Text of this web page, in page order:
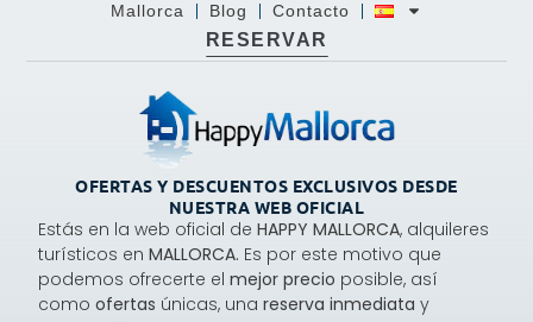
Mallorca
Blog Contacto
RESERVAR
OFERTAS Y DESCUENTOS EXCLUSIVOS DESDE
NUESTRA WEB OFICIAL
Estás en la web oficial deHAPPY MALLORCA, alquileres
turísticos enMALLORCA. Es por este motivo que
podemos ofrecerte elmejor precio posible, así
comoofertas únicas, unareserva inmediata y